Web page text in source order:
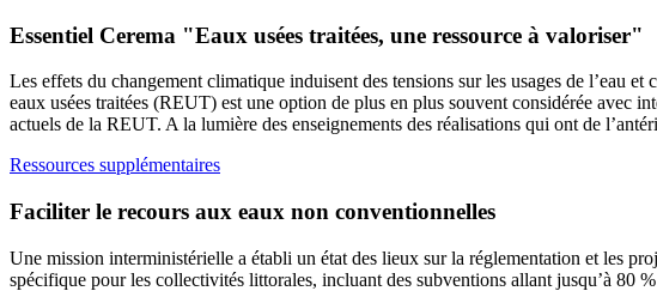
Essentiel Cerema "Eaux usées traitées, une ressource à valoriser"
Les effets du changement climatique induisent des tensions sur les usages de l’eau
eaux usées traitées (REUT) est une option de plus en plus souvent considérée avec
actuels de la REUT. A la lumière des enseignements des réalisations qui ont de
Ressources supplémentaires
Faciliter le recours aux eaux non conventionnelles
Une mission interministérielle a établi un état des lieux sur la réglementation et les
spécifique pour les collectivités littorales, incluant des subventions allant jusqu’à 80 %